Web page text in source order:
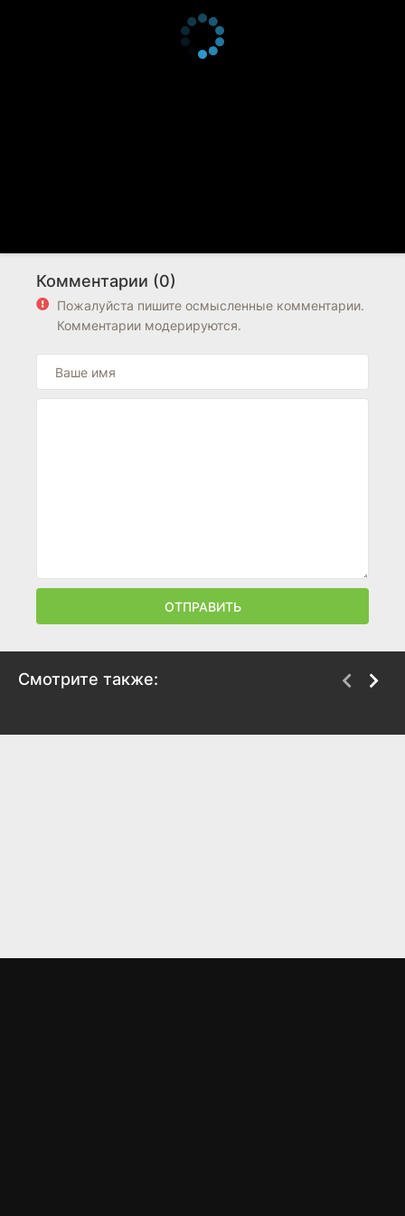
Комментарии (0)
Пожалуйста пишите осмысленные комментарии.
Комментарии модерируются.
ОТПРАВИТЬ
Смотрите также: